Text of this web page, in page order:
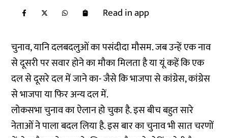
Read in app
चुनाव, यानि दलबदलुओं का पसंदीदा मौसम. जब उन्हें एक नाव
से दूसरी पर सवार होने का मौका मिलता है या यूं कहें कि एक
दल से दूसरे दल में जाने का- जैसे कि भाजपा से कांग्रेस, कांग्रेस
से भाजपा या फिर अन्य दल में.
लोकसभा चुनाव का ऐलान हो चुका है. इस बीच बहुत सारे
नेताओं ने पाला बदल लिया है. इस बार का चुनाव भी सात चरणों